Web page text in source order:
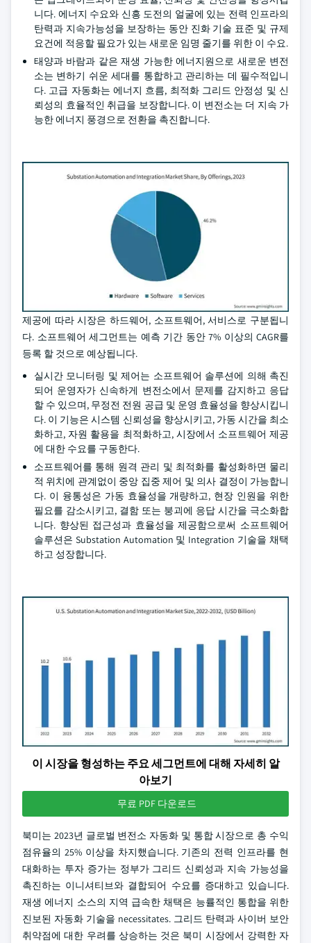
니다. 에너지 수요와 신흥 도전의 얼굴에 있는 전력 인프라의
탄력과 지속가능성을 보장하는 동안 진화 기술 표준 및 규제
요건에 적응할 필요가 있는 새로운 임명 줄기를 위한 이 수요.
태양과 바람과 같은 재생 가능한 에너지원으로 새로운 변전
소는 변하기 쉬운 세대를 통합하고 관리하는 데 필수적입니
다. 고급 자동화는 에너지 흐름, 최적화 그리드 안정성 및 신
뢰성의 효율적인 취급을 보장합니다. 이 변전소는 더 지속 가
능한 에너지 풍경으로 전환을 촉진합니다.
제공에 따라 시장은 하드웨어, 소프트웨어, 서비스로 구분됩니
다. 소프트웨어 세그먼트는 예측 기간 동안 7% 이상의 CAGR를
등록 할 것으로 예상됩니다.
실시간 모니터링 및 제어는 소프트웨어 솔루션에 의해 촉진
되어 운영자가 신속하게 변전소에서 문제를 감지하고 응답
할 수 있으며, 무정전 전원 공급 및 운영 효율성을 향상시킵니
다. 이 기능은 시스템 신뢰성을 향상시키고, 가동 시간을 최소
화하고, 자원 활용을 최적화하고, 시장에서 소프트웨어 제공
에 대한 수요를 구동한다.
소프트웨어를 통해 원격 관리 및 최적화를 활성화하면 물리
적 위치에 관계없이 중앙 집중 제어 및 의사 결정이 가능합니
다. 이 융통성은 가동 효율성을 개량하고, 현장 인원을 위한
필요를 감소시키고, 결함 또는 붕괴에 응답 시간을 극소화합
니다. 향상된 접근성과 효율성을 제공함으로써 소프트웨어
솔루션은 Substation Automation 및 Integration 기술을 채택
하고 성장합니다.
이 시장을 형성하는 주요 세그먼트에 대해 자세히 알
아보기
무료 PDF 다운로드
북미는 2023년 글로벌 변전소 자동화 및 통합 시장으로 총 수익
점유율의 25% 이상을 차지했습니다. 기존의 전력 인프라를 현
대화하는 투자 증가는 정부가 그리드 신뢰성과 지속 가능성을
촉진하는 이니셔티브와 결합되어 수요를 증대하고 있습니다.
재생 에너지 소스의 지역 급속한 채택은 능률적인 통합을 위한
진보된 자동화 기술을 necessitates. 그리드 탄력과 사이버 보안
취약점에 대한 우려를 상승하는 것은 북미 시장에서 강력한 자